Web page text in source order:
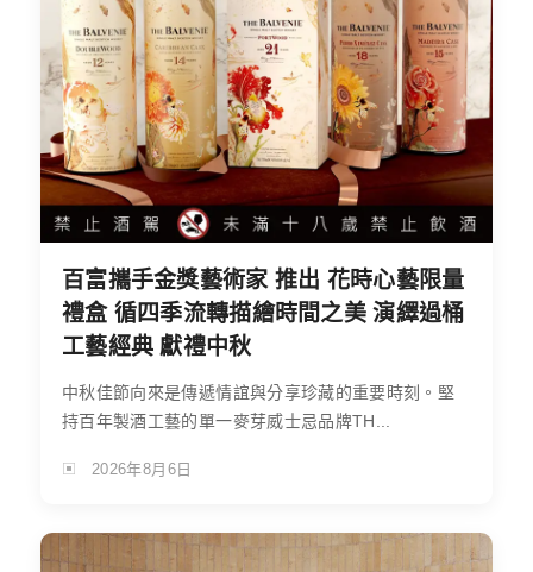
百富攜手金獎藝術家 推出 花時心藝限量
禮盒 循四季流轉描繪時間之美 演繹過桶
工藝經典 獻禮中秋
中秋佳節向來是傳遞情誼與分享珍藏的重要時刻。堅
持百年製酒工藝的單一麥芽威士忌品牌TH...
2026年8月6日